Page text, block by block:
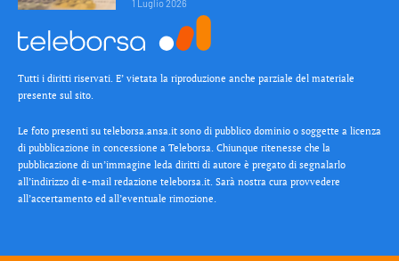
1 Luglio 2026
Tutti i diritti riservati. E’ vietata la riproduzione anche parziale del materiale
presente sul sito.
Le foto presenti su teleborsa.ansa.it sono di pubblico dominio o soggette a licenza
di pubblicazione in concessione a Teleborsa. Chiunque ritenesse che la
pubblicazione di un’immagine leda diritti di autore è pregato di segnalarlo
all’indirizzo di e-mail redazione teleborsa.it. Sarà nostra cura provvedere
all’accertamento ed all’eventuale rimozione.